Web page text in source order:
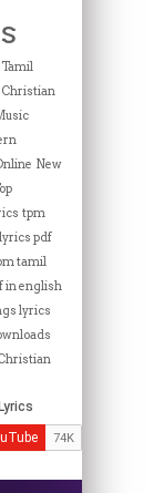
Christian
New
tpm
pdf
tamil
in english
lyrics